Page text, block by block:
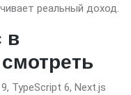
реальный доход.
в
TypeScript 6, Next.js